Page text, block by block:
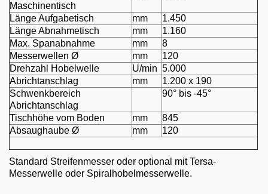
Maschinentisch
Länge Aufgabetisch mm
1.450
Länge Abnahmetisch
mm
1.160
Max. Spanabnahme
mm
8
Messerwellen Ø
mm
120
Drehzahl Hobelwelle
U/min 5.000
Abrichtanschlag
mm
1.200 x 190
Schwenkbereich
Abrichtanschlag
90° bis -45°
Tischhöhe vom Boden mm
845
Absaughaube Ø
mm 120
Standard Streifenmesser oder optional mit Tersa-
Messerwelle oder Spiralhobelmesserwelle.